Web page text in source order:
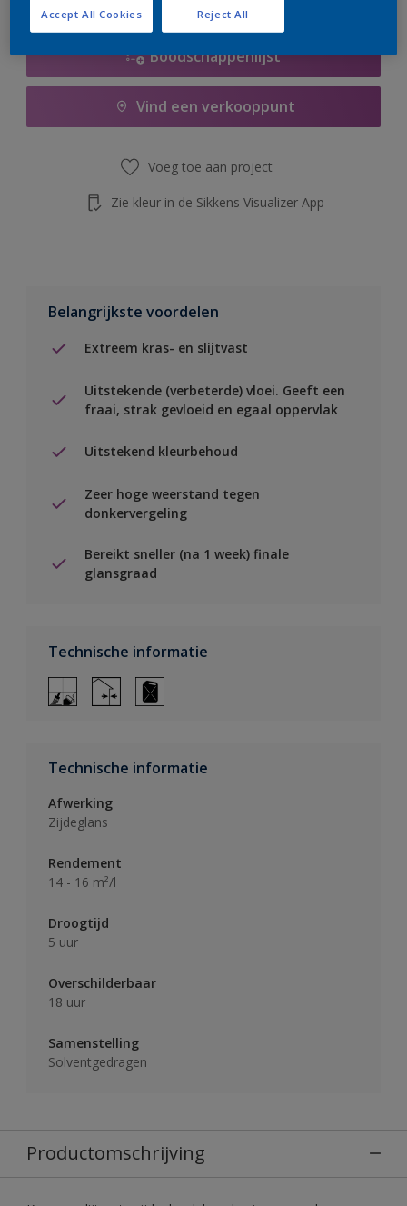
Boodschappenlijst
Vind een verkooppunt
Voeg toe aan project
Zie kleur in de Sikkens Visualizer App
Belangrijkste voordelen
Extreem kras- en slijtvast
Uitstekende (verbeterde) vloei. Geeft een
fraai, strak gevloeid en egaal oppervlak
Uitstekend kleurbehoud
Zeer hoge weerstand tegen
donkervergeling
Bereikt sneller (na 1 week) finale
glansgraad
Technische informatie
Technische informatie
Afwerking
Zijdeglans
Rendement
14 - 16 m²/l
Droogtijd
5 uur
Overschilderbaar
18 uur
Samenstelling
Solventgedragen
Productomschrijving
Reject All
Accept All Cookies